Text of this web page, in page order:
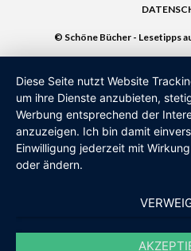
© Schöne Bücher - Lesetipps
Diese Seite nutzt Website
um ihre Dienste anzubieten,
Werbung entsprechend der
anzuzeigen. Ich bin damit
Einwilligung jederzeit mit
oder ändern.